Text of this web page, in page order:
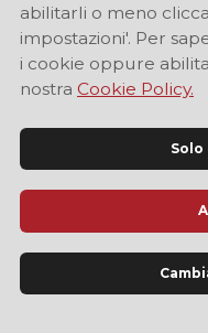
Sito Ufficiale di
abilitarli o meno
impostazioni'. Per
i cookie oppure
nostra Cookie Policy.